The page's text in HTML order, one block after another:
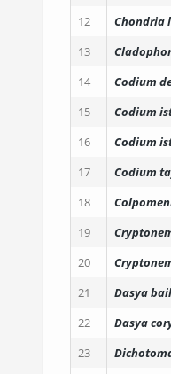
12
Chondria
13
14
Codium
15
Codium
16
Codium
17
Codium
18
19
20
21
Dasya
22
Dasya
23